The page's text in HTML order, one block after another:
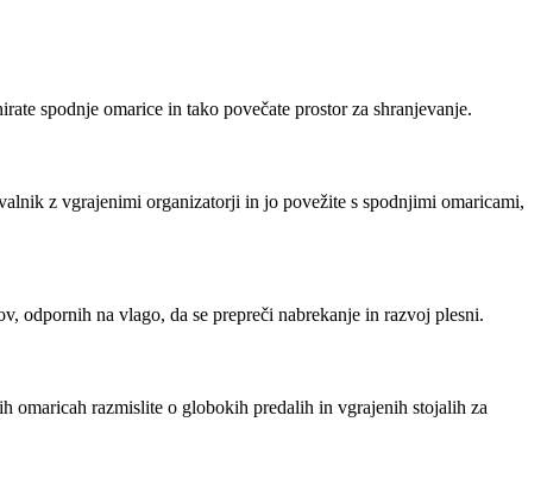
spodnje omarice in tako povečate prostor za shranjevanje.
z vgrajenimi organizatorji in jo povežite s spodnjimi omaricami,
odpornih na vlago, da se prepreči nabrekanje in razvoj plesni.
omaricah razmislite o globokih predalih in vgrajenih stojalih za